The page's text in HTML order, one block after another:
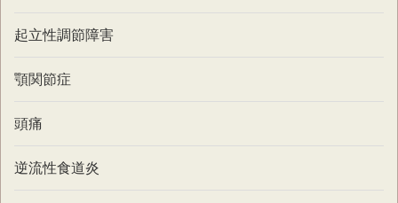
起立性調節障害
顎関節症
頭痛
逆流性食道炎